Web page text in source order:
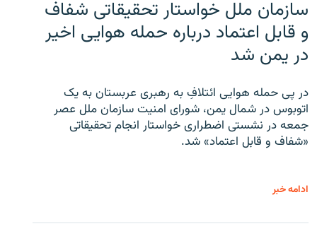
سازمان ملل خواستار تحقیقاتی شفاف
و قابل اعتماد درباره حمله هوایی اخیر
در یمن شد
در پی حمله هوایی ائتلافِ به رهبری عربستان به یک
اتوبوس در شمال یمن، شورای امنیت سازمان ملل عصر
جمعه در نشستی اضطراری خواستار انجام تحقیقاتی
«شفاف و قابل اعتماد» شد.
ادامه خبر